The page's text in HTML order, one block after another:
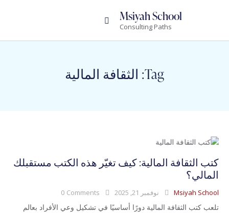
Msiyah School
Consulting Paths
Tag: الثقافة المالية
كتب الثقافة المالية: كيف تغيّر هذه الكتب مستقبلك
المالي؟
Msiyah School نوفمبر 21, 2025 0 Comments
تلعب كتب الثقافة المالية دورًا أساسيًا في تشكيل وعي الأفراد بعالم